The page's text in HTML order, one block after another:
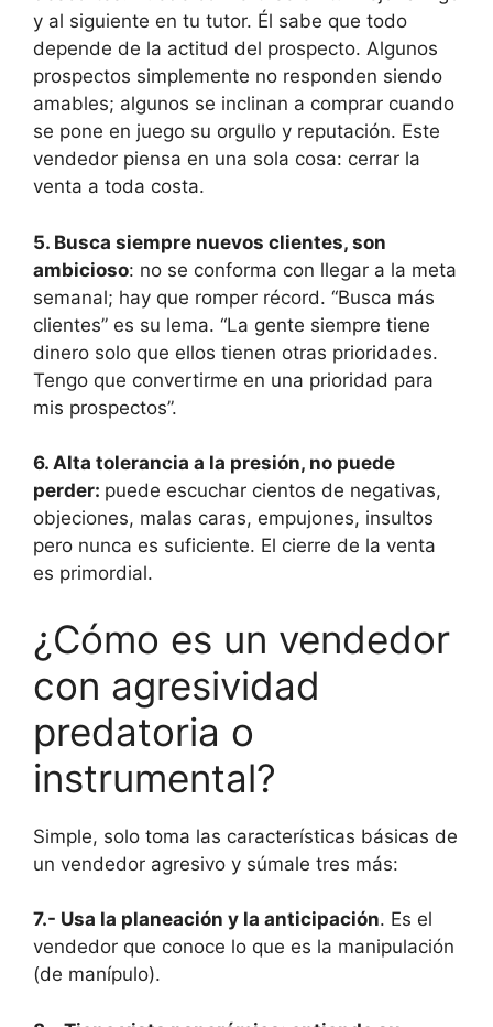
y al siguiente en tu tutor. Él sabe que todo
depende de la actitud del prospecto. Algunos
prospectos simplemente no responden siendo
amables; algunos se inclinan a comprar cuando
se pone en juego su orgullo y reputación. Este
vendedor piensa en una sola cosa: cerrar la
venta a toda costa.
5. Busca siempre nuevos clientes, son
ambicioso: no se conforma con llegar a la meta
semanal; hay que romper récord. “Busca más
clientes” es su lema. “La gente siempre tiene
dinero solo que ellos tienen otras prioridades.
Tengo que convertirme en una prioridad para
mis prospectos”.
6. Alta tolerancia a la presión, no puede
perder: puede escuchar cientos de negativas,
objeciones, malas caras, empujones, insultos
pero nunca es suficiente. El cierre de la venta
es primordial.
¿Cómo es un vendedor
con agresividad
predatoria o
instrumental?
Simple, solo toma las características básicas de
un vendedor agresivo y súmale tres más:
7.- Usa la planeación y la anticipación. Es el
vendedor que conoce lo que es la manipulación
(de manípulo).